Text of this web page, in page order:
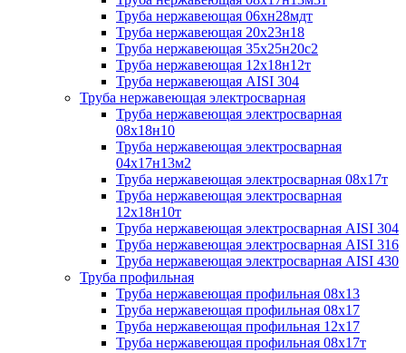
Труба нержавеющая 06хн28мдт
Труба нержавеющая 20х23н18
Труба нержавеющая 35х25н20с2
Труба нержавеющая 12х18н12т
Труба нержавеющая AISI 304
Труба нержавеющая электросварная
Труба нержавеющая электросварная
08х18н10
Труба нержавеющая электросварная
04х17н13м2
Труба нержавеющая электросварная 08х17т
Труба нержавеющая электросварная
12х18н10т
Труба нержавеющая электросварная AISI 304
Труба нержавеющая электросварная AISI 316
Труба нержавеющая электросварная AISI 430
Труба профильная
Труба нержавеющая профильная 08х13
Труба нержавеющая профильная 08х17
Труба нержавеющая профильная 12х17
Труба нержавеющая профильная 08х17т